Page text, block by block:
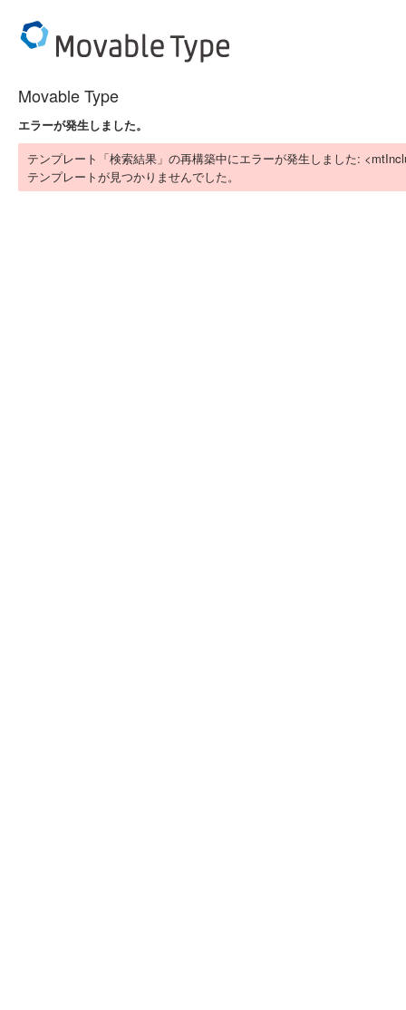
Movable Type
エラーが発生しました。
テンプレート「検索結果」の再構築中にエラーが発生しました:
テンプレートが見つかりませんでした。